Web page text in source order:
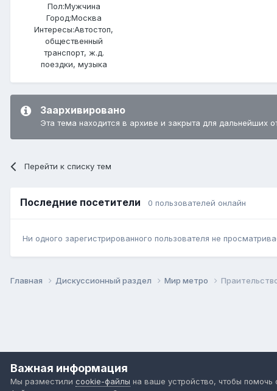
Пол:Мужчина
Город:Москва
Интересы:Автостоп,
общественный
транспорт, ж.д.
поездки, музыка
Заархивировано
Эта тема находится в архиве и закрыта для дальнейших
Перейти к списку тем
Последние посетители 0 пользователей онлайн
Ни одного зарегистрированного пользователя не
Главная Дискуссионный раздел Мир метро
Важная информация
Мы разместили cookie-файлы на ваше устройство, чтобы